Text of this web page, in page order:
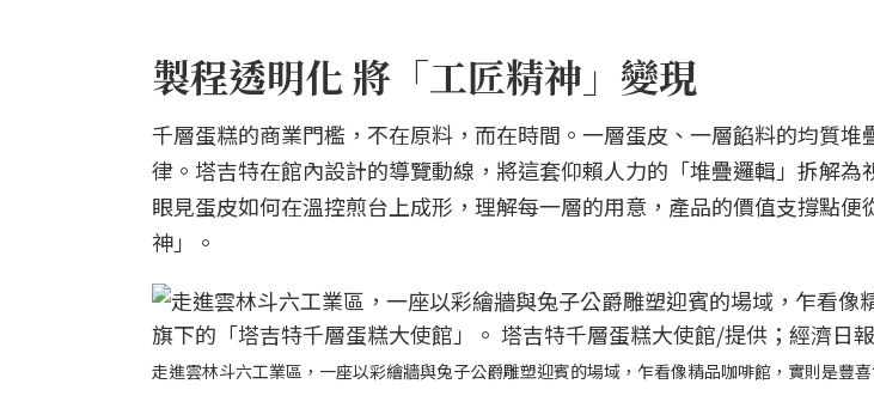
製程透明化 將「工匠精神」變現
千層蛋糕的商業門檻，不在原料，而在時間。一層蛋皮、一層餡料的均質堆
律。塔吉特在館內設計的導覽動線，將這套仰賴人力的「堆疊邏輯」拆解為
眼見蛋皮如何在溫控煎台上成形，理解每一層的用意，產品的價值支撐點便
神」。
走進雲林斗六工業區，一座以彩繪牆與兔子公爵雕塑迎賓的場域，乍看像精品咖啡館，實則是豐